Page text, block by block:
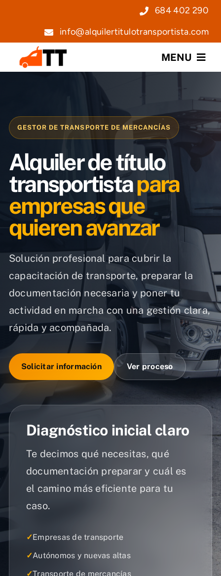
684 402 290
info@alquilertitulotransportista.com
MENU
Servicios
Noticias
Contacto
GESTOR DE TRANSPORTE DE MERCANCÍAS
Alquiler de título
transportistapara
empresas que
quieren avanzar
Solución profesional para cubrir la
capacitación de transporte, preparar la
documentación necesaria y poner tu
actividad en marcha con una gestión clara,
rápida y acompañada.
Solicitar información Ver proceso
Diagnóstico inicial claro
Te decimos qué necesitas, qué
documentación preparar y cuál es
el camino más eficiente para tu
caso.
✓Empresas de transporte
✓Autónomos y nuevas altas
✓Transporte de mercancías